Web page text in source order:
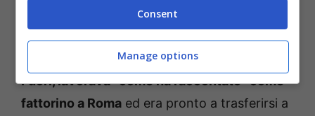
pensavo di trasferirmi per studiare la lingua e
L’attore, prima di entrare a far parte di Mare
Fuori, lavorava- come ha raccontato- come
fattorino a Roma ed era pronto a trasferirsi a
Consent
Manage options